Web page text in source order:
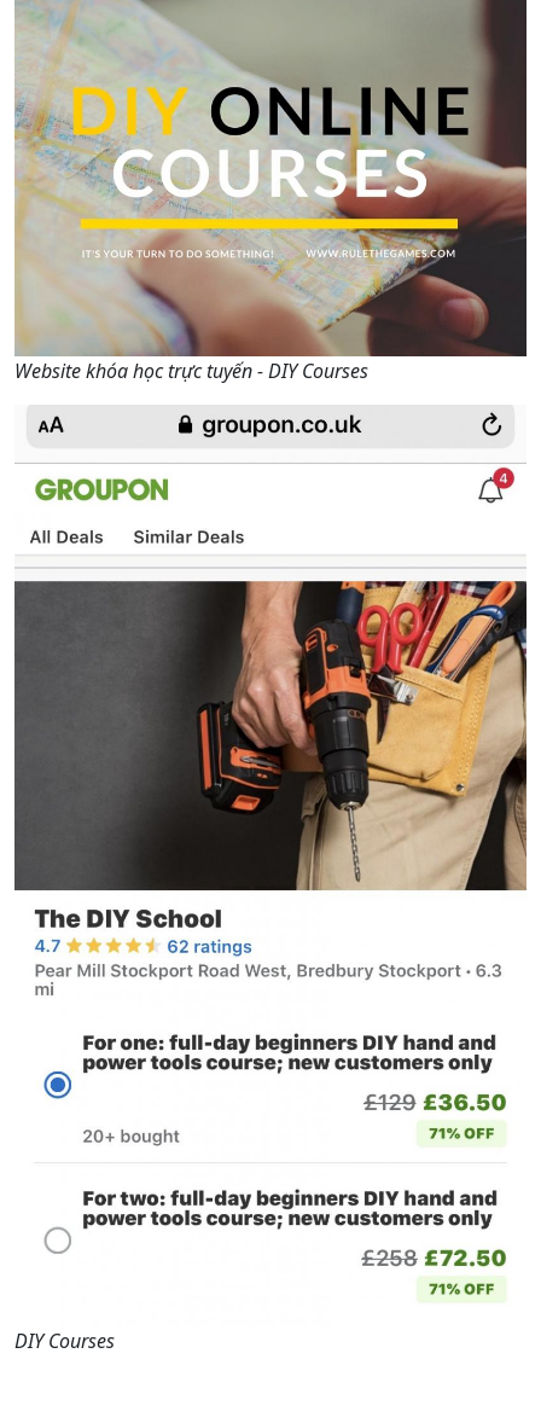
Website khóa học trực tuyến - DIY Courses
DIY Courses